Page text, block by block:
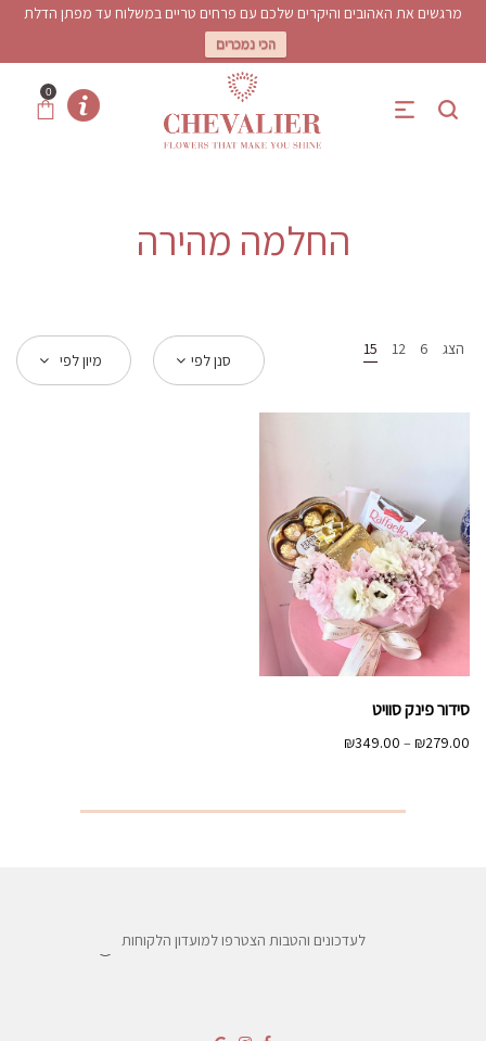
מרגשים את האהובים והיקרים שלכם עם פרחים טריים במשלוח עד מפתן הדלת
הכי נמכרים
0
החלמה מהירה
הצג 6
12
15
סנן לפי מיון לפי
סידור פינק סוויט
₪279.00
–
₪349.00
עד
לעדכונים והטבות הצטרפו למועדון הלקוחות